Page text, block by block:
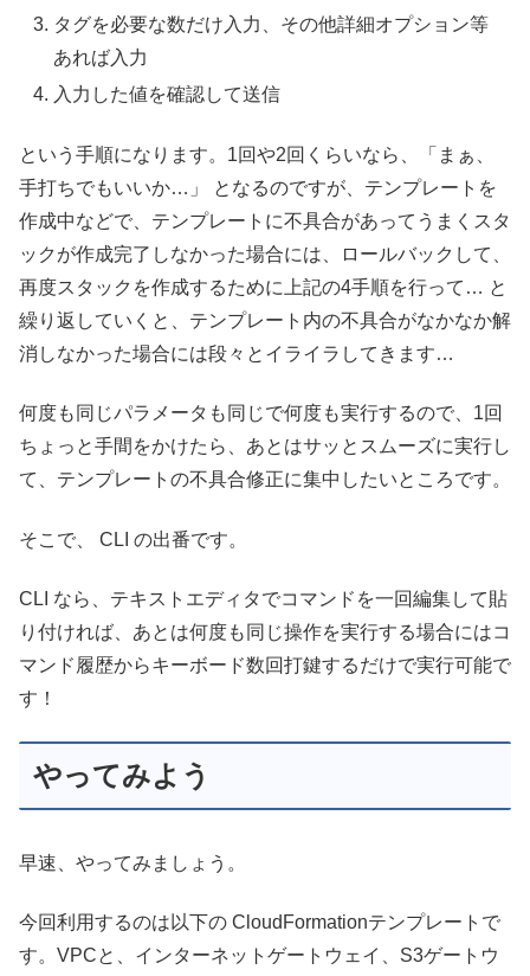
タグを必要な数だけ入力、その他詳細オプション等
あれば入力
入力した値を確認して送信
という手順になります。1回や2回くらいなら、「まぁ、
手打ちでもいいか…」 となるのですが、テンプレートを
作成中などで、テンプレートに不具合があってうまくスタ
ックが作成完了しなかった場合には、ロールバックして、
再度スタックを作成するために上記の4手順を行って… と
繰り返していくと、テンプレート内の不具合がなかなか解
消しなかった場合には段々とイライラしてきます…
何度も同じパラメータも同じで何度も実行するので、1回
ちょっと手間をかけたら、あとはサッとスムーズに実行し
て、テンプレートの不具合修正に集中したいところです。
そこで、 CLI の出番です。
CLI なら、テキストエディタでコマンドを一回編集して貼
り付ければ、あとは何度も同じ操作を実行する場合にはコ
マンド履歴からキーボード数回打鍵するだけで実行可能で
す！
やってみよう
早速、やってみましょう。
今回利用するのは以下の CloudFormationテンプレートで
す。VPCと、インターネットゲートウェイ、S3ゲートウ